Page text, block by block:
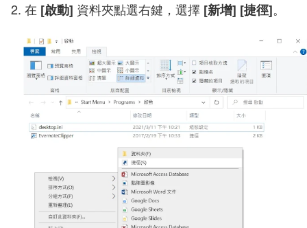
2. 在 [啟動] 資料夾點選右鍵，選擇 [新增] [捷徑]。